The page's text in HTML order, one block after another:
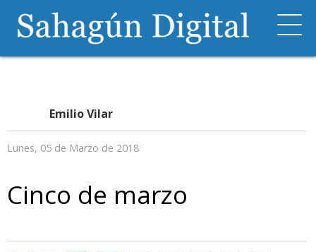
Emilio Vilar
Lunes, 05 de Marzo de 2018
Cinco de marzo